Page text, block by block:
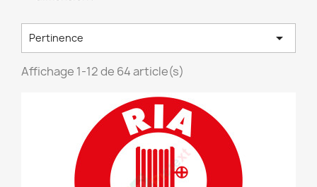
Pertinence 
Affichage 1-12 de 64 article(s)